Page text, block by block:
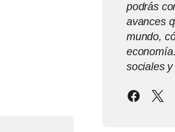
podrás
avances
mundo,
sociales